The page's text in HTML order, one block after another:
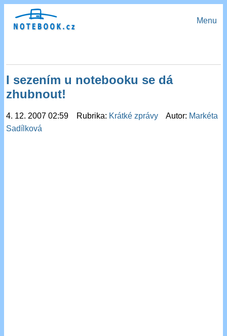
Menu
I sezením u notebooku se dá
zhubnout!
4. 12. 2007 02:59 Rubrika: Krátké zprávy Autor: Markéta
Sadílková